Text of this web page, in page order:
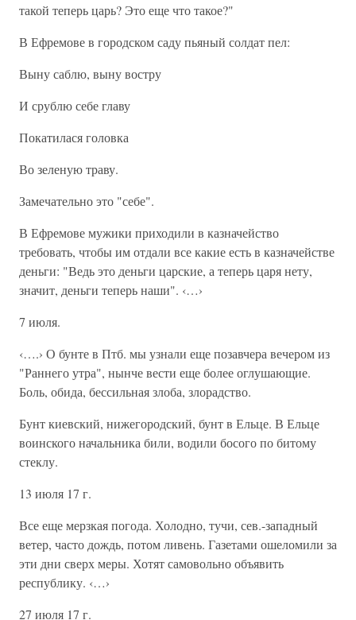
такой теперь царь? Это еще что такое?"
В Ефремове в городском саду пьяный солдат пел:
Выну саблю, выну востру
И срублю себе главу
Покатилася головка
Во зеленую траву.
Замечательно это "себе".
В Ефремове мужики приходили в казначейство
требовать, чтобы им отдали все какие есть в казначействе
деньги: "Ведь это деньги царские, а теперь царя нету,
значит, деньги теперь наши". ‹…›
7 июля.
‹….› О бунте в Птб. мы узнали еще позавчера вечером из
"Раннего утра", нынче вести еще более оглушающие.
Боль, обида, бессильная злоба, злорадство.
Бунт киевский, нижегородский, бунт в Ельце. В Ельце
воинского начальника били, водили босого по битому
стеклу.
13 июля 17 г.
Все еще мерзкая погода. Холодно, тучи, сев.-западный
ветер, часто дождь, потом ливень. Газетами ошеломили за
эти дни сверх меры. Хотят самовольно объявить
республику. ‹…›
27 июля 17 г.